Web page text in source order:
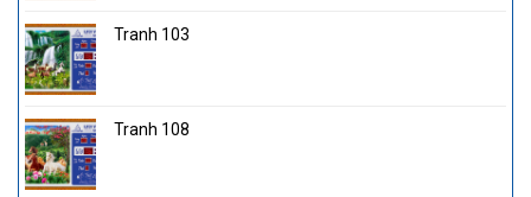
Tranh 103
Tranh 108